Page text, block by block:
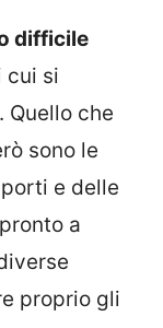
difficile
cui si
Quello che
sono le
e delle
a
proprio gli